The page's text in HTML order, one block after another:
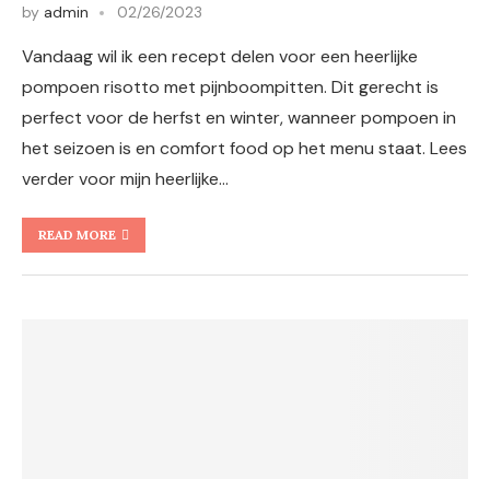
by admin 02/26/2023
Vandaag wil ik een recept delen voor een heerlijke
pompoen risotto met pijnboompitten. Dit gerecht is
perfect voor de herfst en winter, wanneer pompoen in
het seizoen is en comfort food op het menu staat. Lees
verder voor mijn heerlijke…
READ MORE